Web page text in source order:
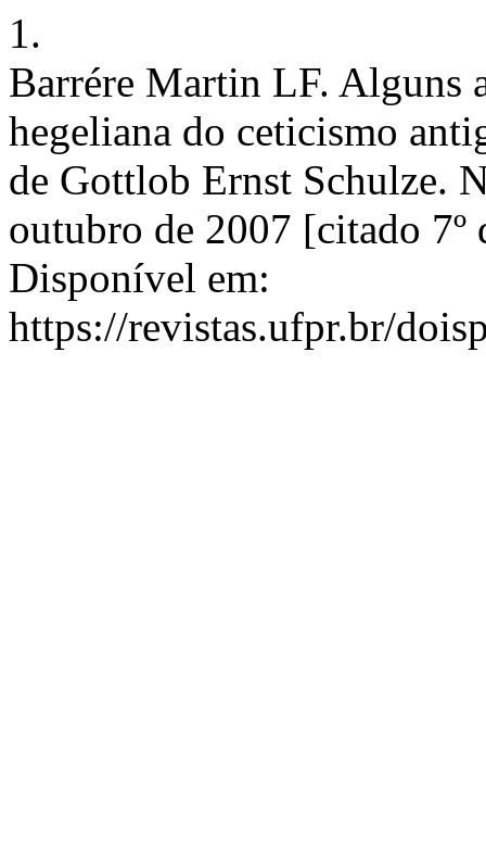
1.
Barrére Martin LF. Alguns
hegeliana do ceticismo
de Gottlob Ernst Schulze.
outubro de 2007 [citado
Disponível em:
https://revistas.ufpr.br/